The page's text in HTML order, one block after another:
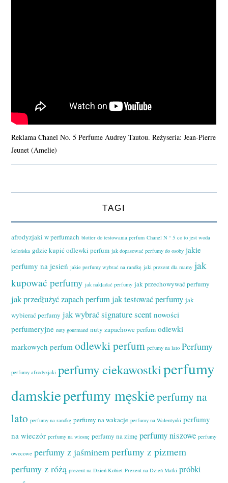
Reklama Chanel No. 5 Perfume Audrey Tautou. Reżyseria: Jean-Pierre
Jeunet (Amelie)
TAGI
afrodyzjaki w perfumach blotter do testowania perfum Chanel N ° 5 co to jest woda
kolońska gdzie kupić odlewki perfum jak dopasować perfumy do osoby jakie
perfumy na jesień jakie perfumy wybrać na randkę jaki prezent dla mamy jak
kupować perfumy jak nakładać perfumy jak przechowywać perfumy
jak przedłużyć zapach perfumjak testować perfumy jak
wybierać perfumy jak wybrać signature scent nowości
perfumeryjne nuty gourmand nuty zapachowe perfum odlewki
markowych perfum odlewki perfum pefumy na lato Perfumy
perfumy afrodyzjaki perfumy ciekawostkiperfumy
damskieperfumy męskieperfumy na
lato perfumy na randkę perfumy na wakacje perfumy na Walentynki perfumy
na wieczór perfumy na wiosnę perfumy na zimę perfumy niszowe perfumy
owocowe perfumy z jaśminemperfumy z pizmem
perfumy z różą prezent na Dzień Kobiet Prezent na Dzień Matki próbki